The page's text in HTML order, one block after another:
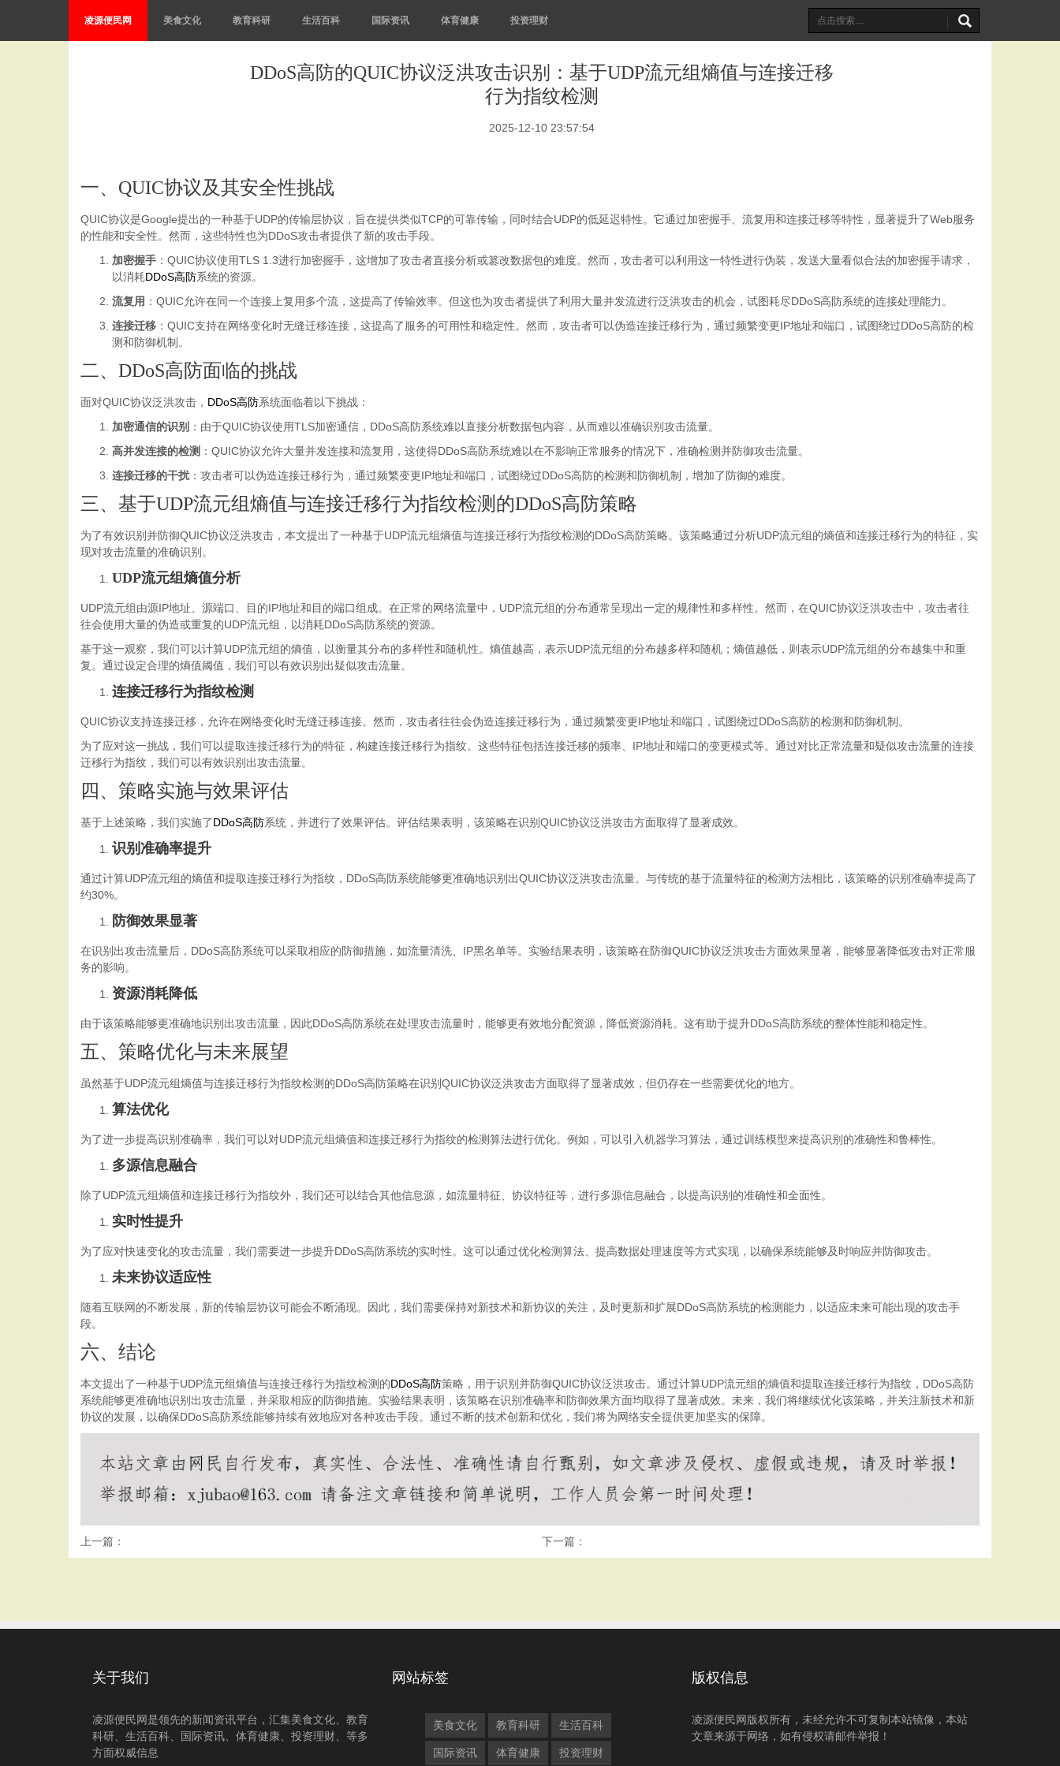
凌源便民网 美食文化 教育科研 生活百科 国际资讯 体育健康 投资理财
DDoS高防的QUIC协议泛洪攻击识别：基于UDP流元组熵值与连接迁移
行为指纹检测
2025-12-10 23:57:54
一、QUIC协议及其安全性挑战
QUIC协议是Google提出的一种基于UDP的传输层协议，旨在提供类似TCP的可靠传输，同时结合UDP的低延迟特性。它通过加密握手、流复用和连接迁移等特性，显著提升了Web服务
的性能和安全性。然而，这些特性也为DDoS攻击者提供了新的攻击手段。
加密握手 ：QUIC协议使用TLS 1.3进行加密握手，这增加了攻击者直接分析或篡改数据包的难度。然而，攻击者可以利用这一特性进行伪装，发送大量看似合法的加密握手请求，
以消耗DDoS高防系统的资源。
流复用 ：QUIC允许在同一个连接上复用多个流，这提高了传输效率。但这也为攻击者提供了利用大量并发流进行泛洪攻击的机会，试图耗尽DDoS高防系统的连接处理能力。
连接迁移 ：QUIC支持在网络变化时无缝迁移连接，这提高了服务的可用性和稳定性。然而，攻击者可以伪造连接迁移行为，通过频繁变更IP地址和端口，试图绕过DDoS高防的检
测和防御机制。
二、DDoS高防面临的挑战
面对QUIC协议泛洪攻击， DDoS高防系统面临着以下挑战：
加密通信的识别 ：由于QUIC协议使用TLS加密通信，DDoS高防系统难以直接分析数据包内容，从而难以准确识别攻击流量。
高并发连接的检测 ：QUIC协议允许大量并发连接和流复用，这使得DDoS高防系统难以在不影响正常服务的情况下，准确检测并防御攻击流量。
连接迁移的干扰：攻击者可以伪造连接迁移行为，通过频繁变更IP地址和端口，试图绕过DDoS高防的检测和防御机制，增加了防御的难度。
三、基于UDP流元组熵值与连接迁移行为指纹检测的DDoS高防策略
为了有效识别并防御QUIC协议泛洪攻击，本文提出了一种基于UDP流元组熵值与连接迁移行为指纹检测的DDoS高防策略。该策略通过分析UDP流元组的熵值和连接迁移行为的特征，实
现对攻击流量的准确识别。
UDP流元组熵值分析
UDP流元组由源IP地址、源端口、目的IP地址和目的端口组成。在正常的网络流量中，UDP流元组的分布通常呈现出一定的规律性和多样性。然而，在QUIC协议泛洪攻击中，攻击者往
往会使用大量的伪造或重复的UDP流元组，以消耗DDoS高防系统的资源。
基于这一观察，我们可以计算UDP流元组的熵值，以衡量其分布的多样性和随机性。熵值越高，表示UDP流元组的分布越多样和随机；熵值越低，则表示UDP流元组的分布越集中和重
复。通过设定合理的熵值阈值，我们可以有效识别出疑似攻击流量。
连接迁移行为指纹检测
QUIC协议支持连接迁移，允许在网络变化时无缝迁移连接。然而，攻击者往往会伪造连接迁移行为，通过频繁变更IP地址和端口，试图绕过DDoS高防的检测和防御机制。
为了应对这一挑战，我们可以提取连接迁移行为的特征，构建连接迁移行为指纹。这些特征包括连接迁移的频率、IP地址和端口的变更模式等。通过对比正常流量和疑似攻击流量的连接
迁移行为指纹，我们可以有效识别出攻击流量。
四、策略实施与效果评估
基于上述策略，我们实施了DDoS高防系统，并进行了效果评估。评估结果表明，该策略在识别QUIC协议泛洪攻击方面取得了显著成效。
识别准确率提升
通过计算UDP流元组的熵值和提取连接迁移行为指纹，DDoS高防系统能够更准确地识别出QUIC协议泛洪攻击流量。与传统的基于流量特征的检测方法相比，该策略的识别准确率提高了
约30%。
防御效果显著
在识别出攻击流量后，DDoS高防系统可以采取相应的防御措施，如流量清洗、IP黑名单等。实验结果表明，该策略在防御QUIC协议泛洪攻击方面效果显著，能够显著降低攻击对正常服
务的影响。
资源消耗降低
由于该策略能够更准确地识别出攻击流量，因此DDoS高防系统在处理攻击流量时，能够更有效地分配资源，降低资源消耗。这有助于提升DDoS高防系统的整体性能和稳定性。
五、策略优化与未来展望
虽然基于UDP流元组熵值与连接迁移行为指纹检测的DDoS高防策略在识别QUIC协议泛洪攻击方面取得了显著成效，但仍存在一些需要优化的地方。
算法优化
为了进一步提高识别准确率，我们可以对UDP流元组熵值和连接迁移行为指纹的检测算法进行优化。例如，可以引入机器学习算法，通过训练模型来提高识别的准确性和鲁棒性。
多源信息融合
除了UDP流元组熵值和连接迁移行为指纹外，我们还可以结合其他信息源，如流量特征、协议特征等，进行多源信息融合，以提高识别的准确性和全面性。
实时性提升
为了应对快速变化的攻击流量，我们需要进一步提升DDoS高防系统的实时性。这可以通过优化检测算法、提高数据处理速度等方式实现，以确保系统能够及时响应并防御攻击。
未来协议适应性
随着互联网的不断发展，新的传输层协议可能会不断涌现。因此，我们需要保持对新技术和新协议的关注，及时更新和扩展DDoS高防系统的检测能力，以适应未来可能出现的攻击手
段。
六、结论
本文提出了一种基于UDP流元组熵值与连接迁移行为指纹检测的DDoS高防策略，用于识别并防御QUIC协议泛洪攻击。通过计算UDP流元组的熵值和提取连接迁移行为指纹，DDoS高防
系统能够更准确地识别出攻击流量，并采取相应的防御措施。实验结果表明，该策略在识别准确率和防御效果方面均取得了显著成效。未来，我们将继续优化该策略，并关注新技术和新
协议的发展，以确保DDoS高防系统能够持续有效地应对各种攻击手段。通过不断的技术创新和优化，我们将为网络安全提供更加坚实的保障。
上一篇： 下一篇：
关于我们
凌源便民网是领先的新闻资讯平台，汇集美食文化、教育
科研、生活百科、国际资讯、体育健康、投资理财、等多
方面权威信息
网站标签
美食文化 教育科研 生活百科
国际资讯 体育健康 投资理财
版权信息
凌源便民网版权所有，未经允许不可复制本站镜像，本站
文章来源于网络，如有侵权请邮件举报！